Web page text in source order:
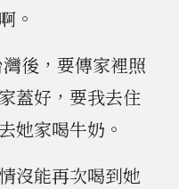
。
後，要傳家裡照
蓋好，要我去住
她家喝牛奶。
沒能再次喝到她